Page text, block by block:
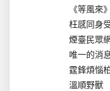
《等風來
枉感同身
煙臺民眾
唯一的消
霆鋒煩惱
溫順野獸